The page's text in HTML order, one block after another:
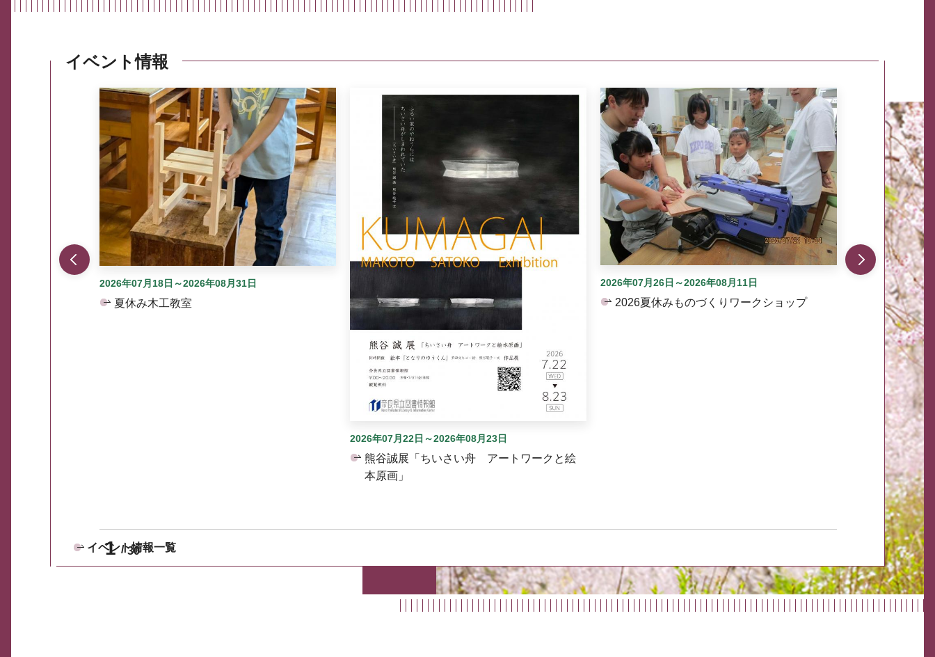
イベント情報
1 30
2026年07月18日～2026年08月31日
夏休み木工教室
2026年07月22日～2026年08月23日
熊谷誠展「ちいさい舟 アートワークと絵
本原画」
2026年07月26日～2026年08月11日
2026夏休みものづくりワークショップ
イベント情報一覧